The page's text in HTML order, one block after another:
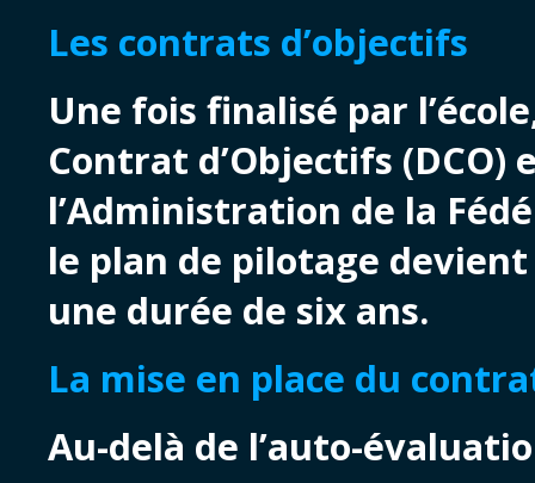
Les contrats d’objectifs
Une fois finalisé par
Contrat d’Objectifs
l’Administration de la
le plan de pilotage
une durée de six ans.
La mise en place du
Au-delà de l’auto-